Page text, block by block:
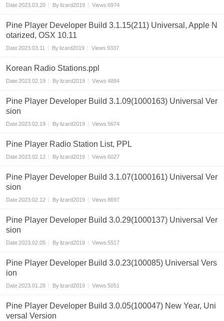
Date2023.03.20 By lizard2019 Views 6974
Pine Player Developer Build 3.1.15(211) Universal, Apple N
otarized, OSX 10.11
Date2023.03.11 By lizard2019 Views 9337
Korean Radio Stations.ppl
Date2023.02.19 By lizard2019 Views 4884
Pine Player Developer Build 3.1.09(1000163) Universal Ver
sion
Date2023.02.19 By lizard2019 Views 5674
Pine Player Radio Station List, PPL
Date2023.02.12 By lizard2019 Views 6027
Pine Player Developer Build 3.1.07(1000161) Universal Ver
sion
Date2023.02.12 By lizard2019 Views 8697
Pine Player Developer Build 3.0.29(1000137) Universal Ver
sion
Date2023.02.05 By lizard2019 Views 5517
Pine Player Developer Build 3.0.23(100085) Universal Vers
ion
Date2023.01.28 By lizard2019 Views 5051
Pine Player Developer Build 3.0.05(100047) New Year, Uni
versal Version